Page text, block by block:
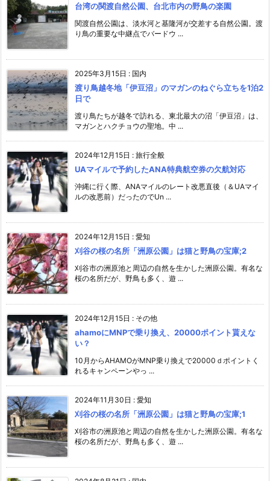
台湾の関渡自然公園、台北市内の野鳥の楽園
関渡自然公園は、淡水河と基隆河が交差する自然公園。渡
り鳥の重要な中継点でバードウ ...
2025年3月15日 : 国内
渡り鳥越冬地「伊豆沼」のマガンのねぐら立ちを1泊2
日で
渡り鳥たちが越冬で訪れる、東北最大の沼「伊豆沼」は、
マガンとハクチョウの聖地。中 ...
2024年12月15日 : 旅行全般
UAマイルで予約したANA特典航空券の欠航対応
沖縄に行く際、ANAマイルのレート改悪直後（＆UAマイ
ルの改悪前）だったのでUn ...
2024年12月15日 : 愛知
刈谷の桜の名所「洲原公園」は猫と野鳥の宝庫;2
刈谷市の洲原池と周辺の自然を生かした洲原公園。有名な
桜の名所だが、野鳥も多く、遊 ...
2024年12月15日 : その他
ahamoにMNPで乗り換え、20000ポイント貰えな
い？
10月からAHAMOがMNP乗り換えで20000ｄポイントく
れるキャンペーンやっ ...
2024年11月30日 : 愛知
刈谷の桜の名所「洲原公園」は猫と野鳥の宝庫;1
刈谷市の洲原池と周辺の自然を生かした洲原公園。有名な
桜の名所だが、野鳥も多く、遊 ...